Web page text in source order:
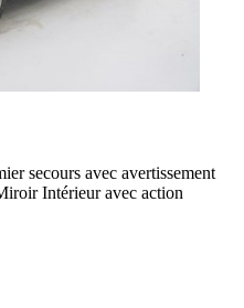
secours avec avertissement
Intérieur avec action